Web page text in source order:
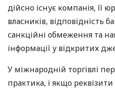
дійсно існує компанія, її
власників, відповідність
санкційні обмеження та
інформації у відкритих
У міжнародній торгівлі
практика, і якщо